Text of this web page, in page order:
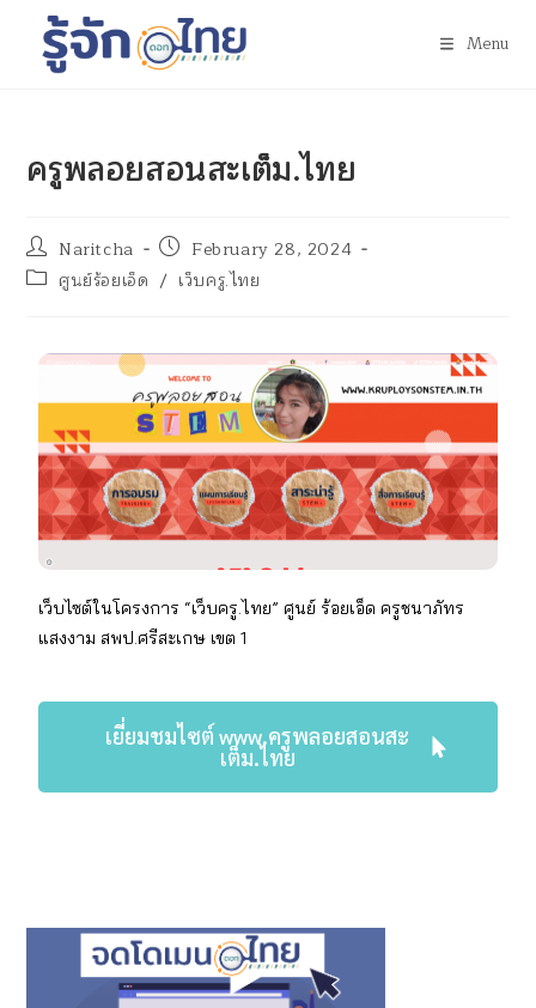
Menu
ครูพลอยสอนสะเต็ม.ไทย
Naritcha
February 28, 2024
ศูนย์ร้อยเอ็ด / เว็บครู.ไทย
เว็บไซต์ในโครงการ “เว็บครู.ไทย” ศูนย์ ร้อยเอ็ด ครูชนาภัทร
แสงงาม สพป.ศรีสะเกษ เขต 1
เยี่ยมชมไซต์ www.ครูพลอยสอนสะ
เต็ม.ไทย